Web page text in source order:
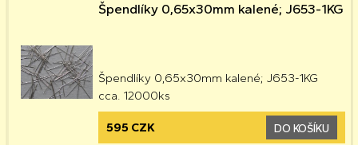
Špendlíky 0,65x30mm kalené; J653-1KG
Špendlíky 0,65x30mm kalené; J653-1KG
cca. 12000ks
595 CZK DO KOŠÍKU